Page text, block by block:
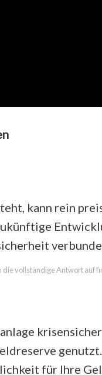
kann rein
die vollständige Antwort auf
für Ihre